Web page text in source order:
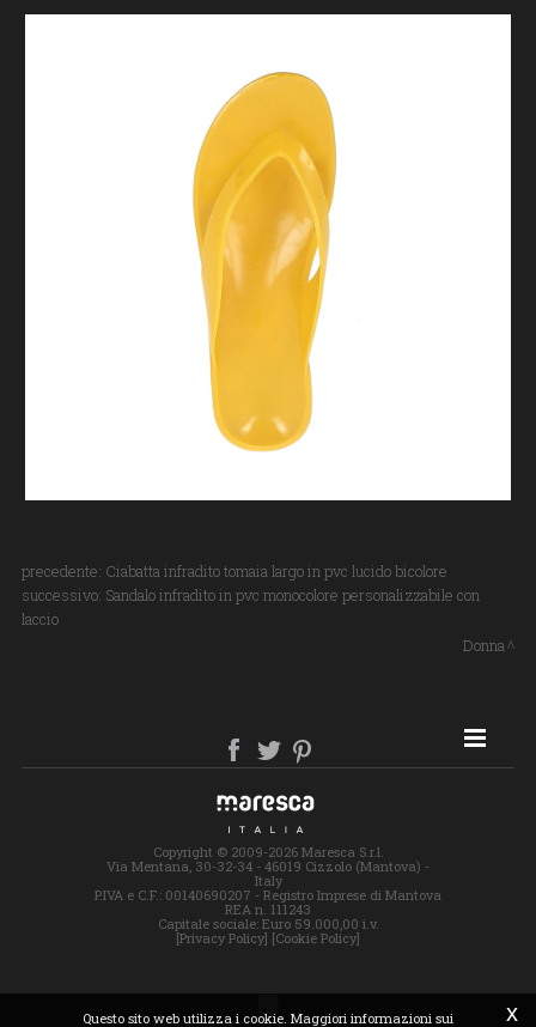
precedente: Ciabatta infradito tomaia largo in pvc lucido bicolore
successivo: Sandalo infradito in pvc monocolore personalizzabile con
laccio
Donna
SITE MAP
Copyright © 2009-2026 Maresca S.r.l.
Via Mentana, 30-32-34 - 46019 Cizzolo (Mantova) -
Italy
P.IVA e C.F.: 00140690207 - Registro Imprese di Mantova
REA n. 111243
Capitale sociale: Euro 59.000,00 i.v.
[Privacy Policy] [Cookie Policy]
x
Questo sito web utilizza i cookie. Maggiori informazioni sui